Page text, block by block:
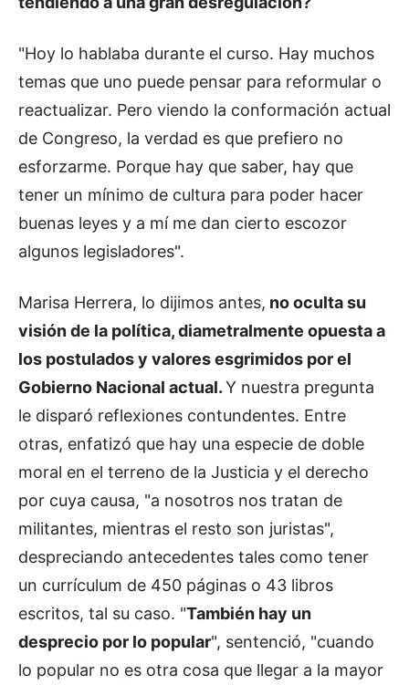
"Hoy lo hablaba durante el curso. Hay muchos
temas que uno puede pensar para reformular o
reactualizar. Pero viendo la conformación actual
de Congreso, la verdad es que prefiero no
esforzarme. Porque hay que saber, hay que
tener un mínimo de cultura para poder hacer
buenas leyes y a mí me dan cierto escozor
algunos legisladores".
Marisa Herrera, lo dijimos antes, no oculta su
visión de la política, diametralmente opuesta a
los postulados y valores esgrimidos por el
Gobierno Nacional actual.Y nuestra pregunta
le disparó reflexiones contundentes. Entre
otras, enfatizó que hay una especie de doble
moral en el terreno de la Justicia y el derecho
por cuya causa, "a nosotros nos tratan de
militantes, mientras el resto son juristas",
despreciando antecedentes tales como tener
un currículum de 450 páginas o 43 libros
escritos, tal su caso. "También hay un
desprecio por lo popular", sentenció, "cuando
lo popular no es otra cosa que llegar a la mayor